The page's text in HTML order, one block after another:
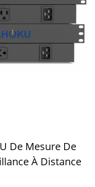
De Mesure De
À Distance